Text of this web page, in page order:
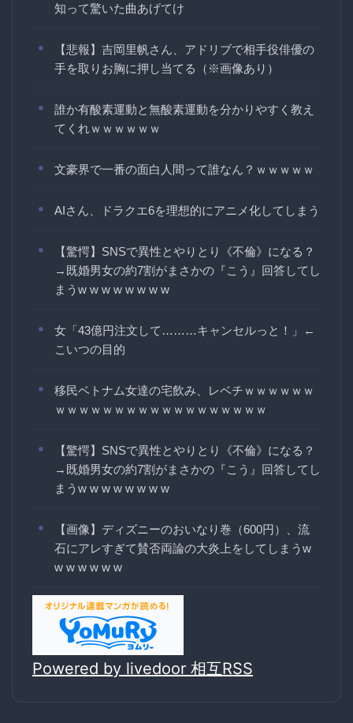
知って驚いた曲あげてけ
【悲報】吉岡里帆さん、アドリブで相手役俳優の
手を取りお胸に押し当てる（※画像あり）
誰か有酸素運動と無酸素運動を分かりやすく教え
てくれｗｗｗｗｗｗ
文豪界で一番の面白人間って誰なん？ｗｗｗｗｗ
AIさん、ドラクエ6を理想的にアニメ化してしまう
【驚愕】SNSで異性とやりとり《不倫》になる？
→既婚男女の約7割がまさかの『こう』回答してし
まうw w w w w w w w
女「43億円注文して………キャンセルっと！」←
こいつの目的
移民ベトナム女達の宅飲み、レベチｗｗｗｗｗｗ
ｗｗｗｗｗｗｗｗｗｗｗｗｗｗｗｗｗｗ
【驚愕】SNSで異性とやりとり《不倫》になる？
→既婚男女の約7割がまさかの『こう』回答してし
まうw w w w w w w w
【画像】ディズニーのおいなり巻（600円）、流
石にアレすぎて賛否両論の大炎上をしてしまうw
w w w w w w
Powered by livedoor 相互RSS